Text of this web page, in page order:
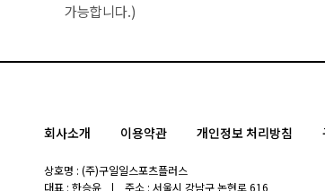
가능합니다.)
회사소개 이용약관 개인정보 처리방침
상호명 : (주)구일일스포츠플러스
대표 : 한승윤
주소 : 서울시 강남구 논현로 616